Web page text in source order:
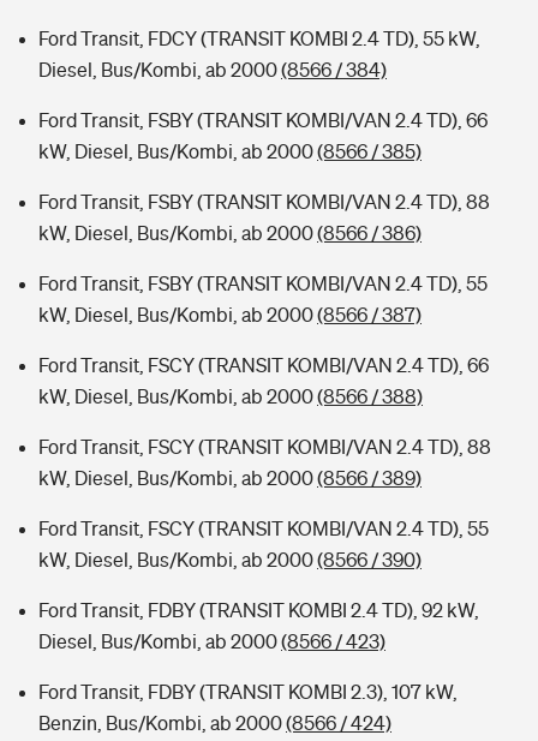
Ford Transit, FDCY (TRANSIT KOMBI 2.4 TD), 55 kW,
Diesel, Bus/Kombi, ab 2000(8566 / 384)
Ford Transit, FSBY (TRANSIT KOMBI/VAN 2.4 TD), 66
kW, Diesel, Bus/Kombi, ab 2000(8566 / 385)
Ford Transit, FSBY (TRANSIT KOMBI/VAN 2.4 TD), 88
kW, Diesel, Bus/Kombi, ab 2000(8566 / 386)
Ford Transit, FSBY (TRANSIT KOMBI/VAN 2.4 TD), 55
kW, Diesel, Bus/Kombi, ab 2000(8566 / 387)
Ford Transit, FSCY (TRANSIT KOMBI/VAN 2.4 TD), 66
kW, Diesel, Bus/Kombi, ab 2000(8566 / 388)
Ford Transit, FSCY (TRANSIT KOMBI/VAN 2.4 TD), 88
kW, Diesel, Bus/Kombi, ab 2000(8566 / 389)
Ford Transit, FSCY (TRANSIT KOMBI/VAN 2.4 TD), 55
kW, Diesel, Bus/Kombi, ab 2000(8566 / 390)
Ford Transit, FDBY (TRANSIT KOMBI 2.4 TD), 92 kW,
Diesel, Bus/Kombi, ab 2000(8566 / 423)
Ford Transit, FDBY (TRANSIT KOMBI 2.3), 107 kW,
Benzin, Bus/Kombi, ab 2000(8566 / 424)